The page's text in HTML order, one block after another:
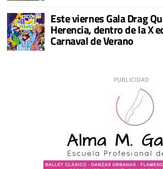
Este viernes Gala Drag
Herencia, dentro de la X
Carnaval de Verano